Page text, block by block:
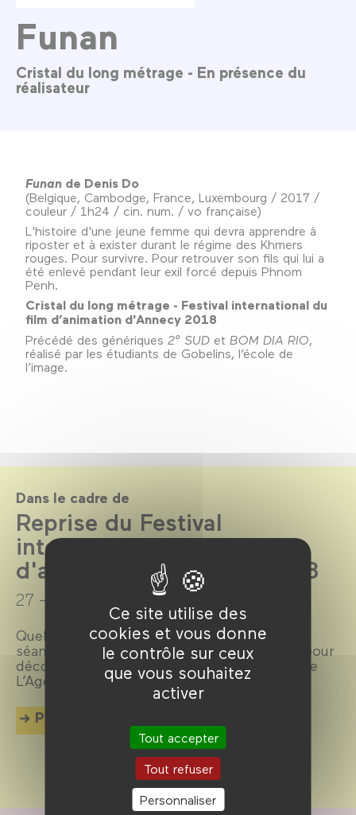
Ce site utilise des
cookies et vous donne
le contrôle sur ceux
que vous souhaitez
activer
Tout accepter
Tout refuser
Personnaliser
Funan
Cristal du long métrage - En présence du
réalisateur
Funan de Denis Do
(Belgique, Cambodge, France, Luxembourg / 2017 /
couleur / 1h24 / cin. num. / vo française)
L'histoire d'une jeune femme qui devra apprendre à
riposter et à exister durant le régime des Khmers
rouges. Pour survivre. Pour retrouver son fils qui lui a
été enlevé pendant leur exil forcé depuis Phnom
Penh.
Cristal du long métrage - Festival international du
film d’animation d'Annecy 2018
Précédé des génériques 2° SUD et BOM DIA RIO
réalisé par les étudiants de Gobelins, l’école de
l’image.
Dans le cadre de
Reprise du Festival
international du film
d'animation d'Annecy 2018
27 → 28 juin 2018
Quelques jours après les festivités, quatre
séances sont proposées au public parisien pour
découvrir le palmarès 2018 et la sélection de
L’Agence du court métrage.
Plus d'info